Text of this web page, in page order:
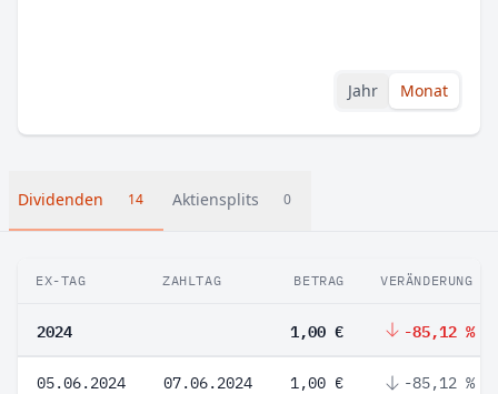
Jahr Monat
Dividenden 14 Aktiensplits 0
EX-TAG ZAHLTAG BETRAG VERÄNDERUNG
2024 1,00 € -85,12 %
05.06.2024 07.06.2024 1,00 € -85,12 %